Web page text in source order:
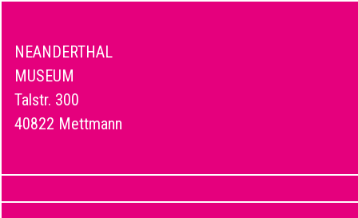
NEANDERTHAL
MUSEUM
Talstr. 300
40822 Mettmann